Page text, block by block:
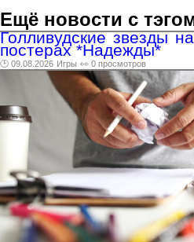
Ещё новости с
Голливудские звезды
постерах *Надежды*
🕑 09.08.2026 Игры 👀 0 просмотров